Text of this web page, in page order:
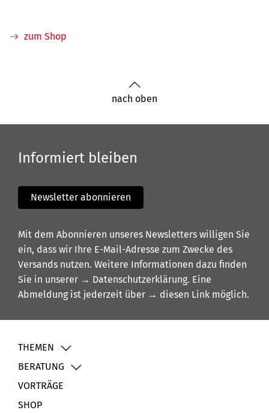
zum Shop
nach oben
Informiert bleiben
Newsletter abonnieren
Mit dem Abonnieren unseres Newsletters willigen Sie
ein, dass wir Ihre E-Mail-Adresse zum Zwecke des
Versands nutzen. Weitere Informationen dazu finden
Sie in unserer → Datenschutzerklärung. Eine
Abmeldung ist jederzeit über → diesen Link möglich.
THEMEN
BERATUNG
VORTRÄGE
SHOP